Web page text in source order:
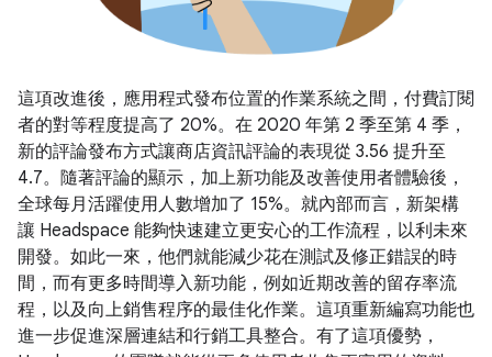
這項改進後，應用程式發布位置的作業系統之間，付費訂閱
者的對等程度提高了 20%。在 2020 年第 2 季至第 4 季，
新的評論發布方式讓商店資訊評論的表現從 3.56 提升至
4.7。隨著評論的顯示，加上新功能及改善使用者體驗後，
全球每月活躍使用人數增加了 15%。就內部而言，新架構
讓 Headspace 能夠快速建立更安心的工作流程，以利未來
開發。如此一來，他們就能減少花在測試及修正錯誤的時
間，而有更多時間導入新功能，例如近期改善的留存率流
程，以及向上銷售程序的最佳化作業。這項重新編寫功能也
進一步促進深層連結和行銷工具整合。有了這項優勢，